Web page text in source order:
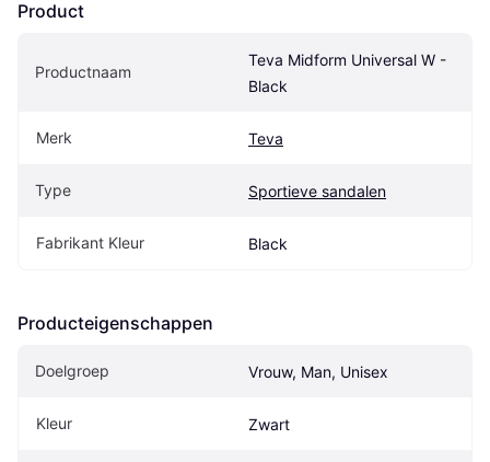
Product
Productnaam
Teva Midform Universal W -
Black
Merk Teva
Type Sportieve sandalen
Fabrikant Kleur Black
Producteigenschappen
Doelgroep Vrouw, Man, Unisex
Kleur Zwart